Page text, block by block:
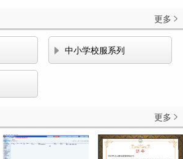
更多 
 中小学校服系列
更多 